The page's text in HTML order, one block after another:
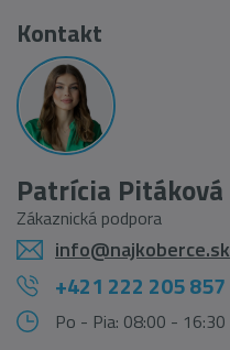
Kontakt
Patrícia Pitáková
Zákaznická podpora
info@najkoberce.sk
+421 222 205 857
Po - Pia: 08:00 - 16:30